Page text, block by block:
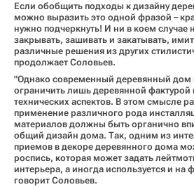
Если обобщить подходы к дизайну
можно выразить это одной фразой –
нужно подчеркнуть! И ни в коем случае
закрывать, зашивать и закатывать,
различные решения из других
продолжает Соловьев.
"Однако современный деревянный
ограничить лишь деревянной фактурой
технических аспектов. В этом смысле
применение различного рода
материалов должны быть органично
общий дизайн дома. Так, одним из
приемов в декоре деревянного дома
роспись, которая может задать
интерьера, а иногда используется и на
говорит Соловьев.